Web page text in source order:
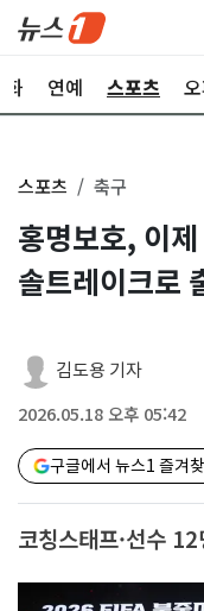
화 연예 스포츠
스포츠 축구
홍명보호, 이
솔트레이크로
김도용 기자
2026.05.18 오후 05:42
구글에서 뉴스1 즐겨
코칭스태프·선수 12